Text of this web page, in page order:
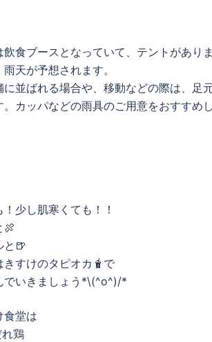
飲食ブースとなっていて、テントがあり
雨天が予想されます。
に並ばれる場合や、移動などの際は、足
。カッパなどの雨具のご用意をおすすめ
！少し肌寒くても！！
🍖
と🍺
きすけのタピオカ🧋で
でいきましょう*\(^o^)/*
食堂は
れ鶏